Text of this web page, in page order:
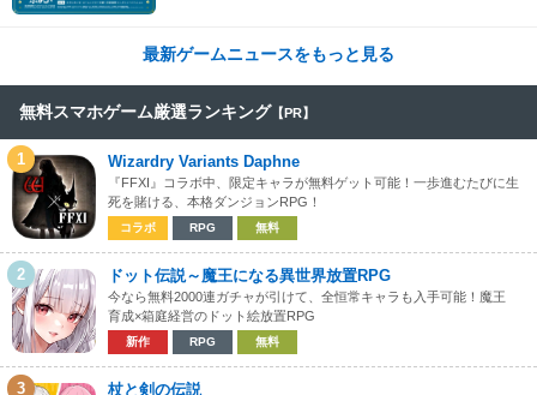
最新ゲームニュースをもっと見る
無料スマホゲーム厳選ランキング 【PR】
1 Wizardry Variants Daphne
『FFXI』コラボ中、限定キャラが無料ゲット可能！一歩進むたびに生
死を賭ける、本格ダンジョンRPG！
コラボ RPG 無料
2 ドット伝説～魔王になる異世界放置RPG
今なら無料2000連ガチャが引けて、全恒常キャラも入手可能！魔王
育成×箱庭経営のドット絵放置RPG
新作 RPG 無料
3 杖と剣の伝説